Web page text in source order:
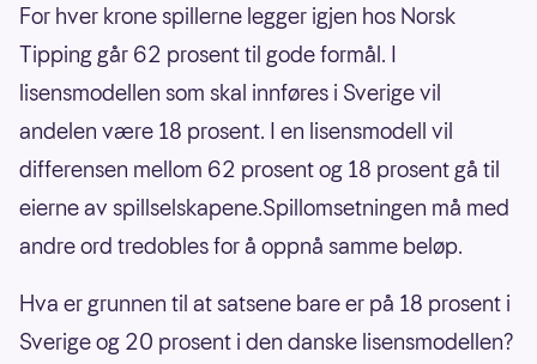
For hver krone spillerne legger igjen hos Norsk
Tipping går 62 prosent til gode formål. I
lisensmodellen som skal innføres i Sverige vil
andelen være 18 prosent. I en lisensmodell vil
differensen mellom 62 prosent og 18 prosent gå til
eierne av spillselskapene.Spillomsetningen må med
andre ord tredobles for å oppnå samme beløp.
Hva er grunnen til at satsene bare er på 18 prosent i
Sverige og 20 prosent i den danske lisensmodellen?